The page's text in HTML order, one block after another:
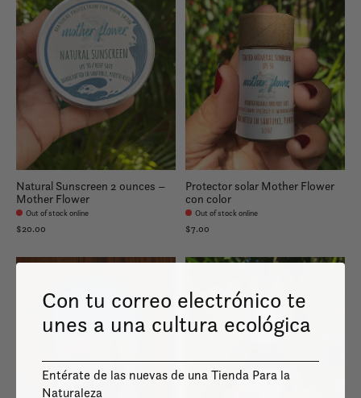
Natural Sunscreen 2 ounces –
Mother Flower
Out of stock online
$20.00
Protector solar Mother Flower
con color
Out of stock online
$7.00
Con tu correo electrónico te
unes a una cultura ecológica
Entérate de las nuevas de una Tienda Para la
Naturaleza